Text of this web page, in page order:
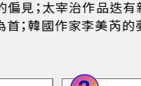
見；太宰治作品迭有
；韓國作家李美芮